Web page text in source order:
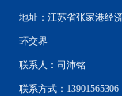
地址：江苏省张家港经
环交界
联系人：司沛铭
联系方式：13901565306